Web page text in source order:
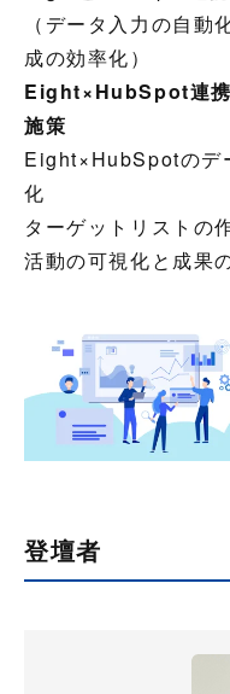
（データ入力の自
成の効率化）
Eight×HubSpot連携
施策
Eight×HubSpotのデ
化
ターゲットリストの
活動の可視化と成果
登壇者